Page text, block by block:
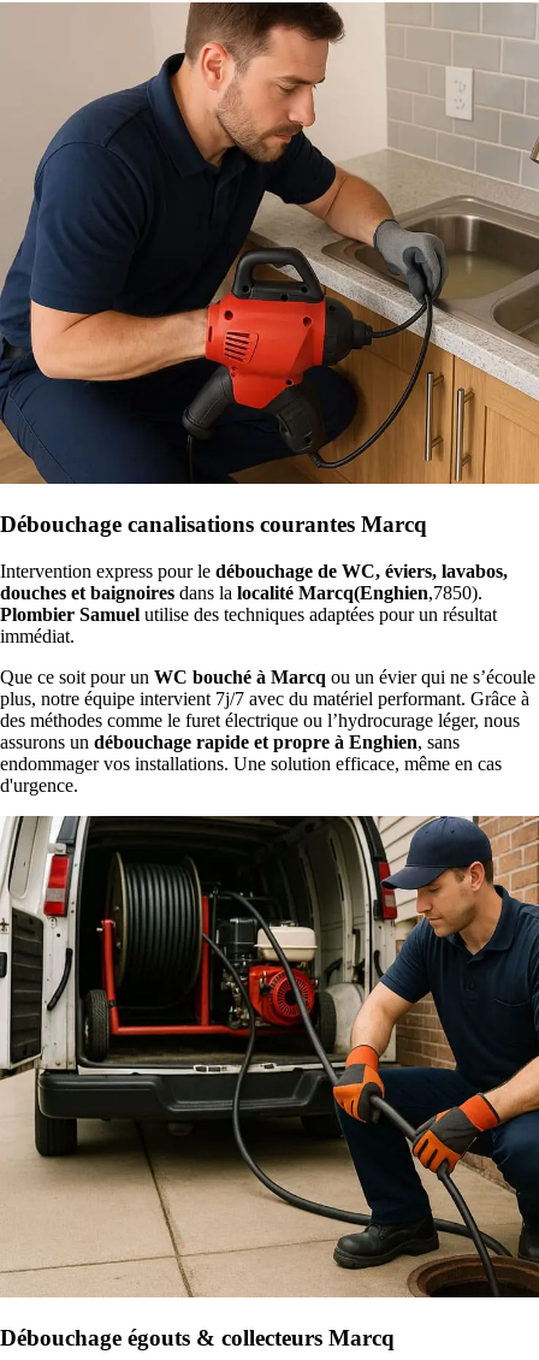
Débouchage canalisations courantes Marcq
Intervention express pour le débouchage de WC, éviers, lavabos,
douches et baignoires dans la localité Marcq(Enghien,7850).
Plombier Samuel utilise des techniques adaptées pour un résultat
immédiat.
Que ce soit pour un WC bouché à Marcq ou un évier qui ne s’écoule
plus, notre équipe intervient 7j/7 avec du matériel performant. Grâce à
des méthodes comme le furet électrique ou l’hydrocurage léger, nous
assurons un débouchage rapide et propre à Enghien, sans
endommager vos installations. Une solution efficace, même en cas
d'urgence.
Débouchage égouts & collecteurs Marcq